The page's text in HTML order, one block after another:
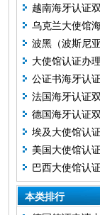
越南海牙认证
乌克兰大使馆
证
波黑（波斯尼
那）海牙认证双
大使馆认证办理
公证书海牙认
法国海牙认证
使馆认证,法国
德国海牙认证
大使馆认证
埃及大使馆认
认证双认证
美国大使馆认
认证双认证
巴西大使馆认
认证双认证
本类排行